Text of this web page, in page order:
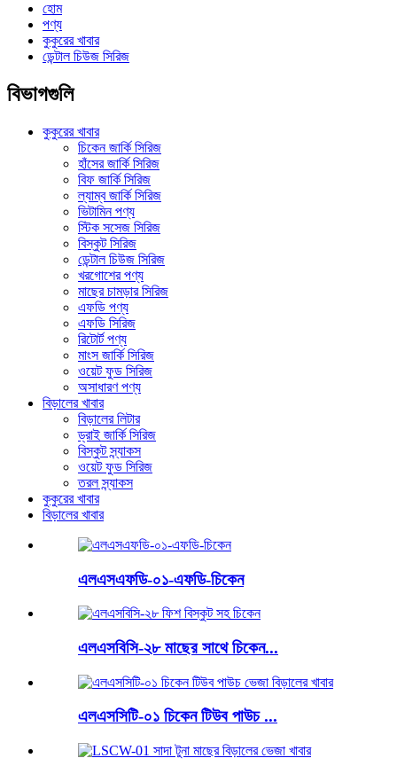
হোম
পণ্য
কুকুরের খাবার
ডেন্টাল চিউজ সিরিজ
বিভাগগুলি
কুকুরের খাবার
চিকেন জার্কি সিরিজ
হাঁসের জার্কি সিরিজ
বিফ জার্কি সিরিজ
ল্যাম্ব জার্কি সিরিজ
ভিটামিন পণ্য
স্টিক সসেজ সিরিজ
বিস্কুট সিরিজ
ডেন্টাল চিউজ সিরিজ
খরগোশের পণ্য
মাছের চামড়ার সিরিজ
এফডি পণ্য
এফডি সিরিজ
রিটোর্ট পণ্য
মাংস জার্কি সিরিজ
ওয়েট ফুড সিরিজ
অসাধারণ পণ্য
বিড়ালের খাবার
বিড়ালের লিটার
ড্রাই জার্কি সিরিজ
বিস্কুট স্ন্যাকস
ওয়েট ফুড সিরিজ
তরল স্ন্যাকস
কুকুরের খাবার
বিড়ালের খাবার
এলএসএফডি-০১-এফডি-চিকেন
এলএসবিসি-২৮ মাছের সাথে চিকেন...
এলএসসিটি-০১ চিকেন টিউব পাউচ ...